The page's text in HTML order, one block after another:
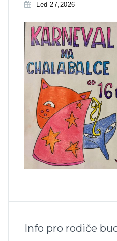
Led 27,2026
Info pro rodiče